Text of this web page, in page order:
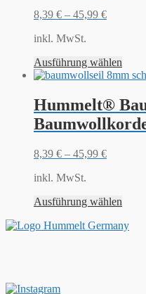
8,39 € – 45,99 €
inkl. MwSt.
Ausführung wählen
Hummelt®
8,39 € – 45,99 €
inkl. MwSt.
Ausführung wählen